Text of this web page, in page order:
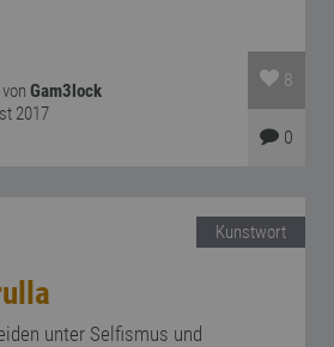
Gam3lock
2017
8
0
Kunstwort
unter Selfismus und